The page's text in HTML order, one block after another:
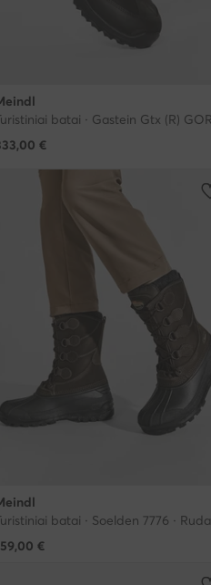
€
batai · Soelden 7776 · Ruda
€